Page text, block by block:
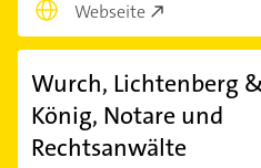
Webseite
Wurch, Lichtenberg &
König, Notare und
Rechtsanwälte